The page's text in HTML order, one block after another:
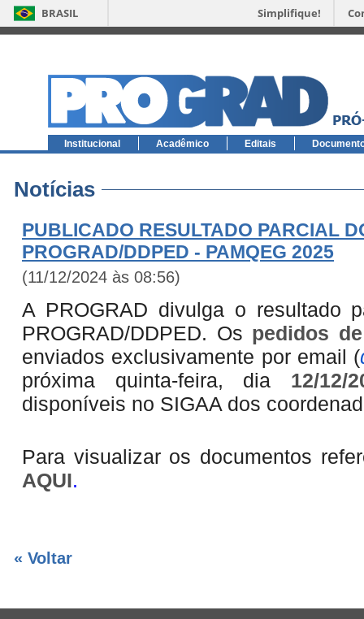
BRASIL Simplifique!
Institucional Acadêmico Editais
Notícias
PUBLICADO RESULTADO PARCIAL
PROGRAD/DDPED - PAMQEG 2025
(11/12/2024 às 08:56)
A PROGRAD divulga o resultado
PROGRAD/DDPED. Os pedidos
enviados exclusivamente por email (
próxima quinta-feira, dia 12/12/
disponíveis no SIGAA dos
Para visualizar os documentos
AQUI.
« Voltar